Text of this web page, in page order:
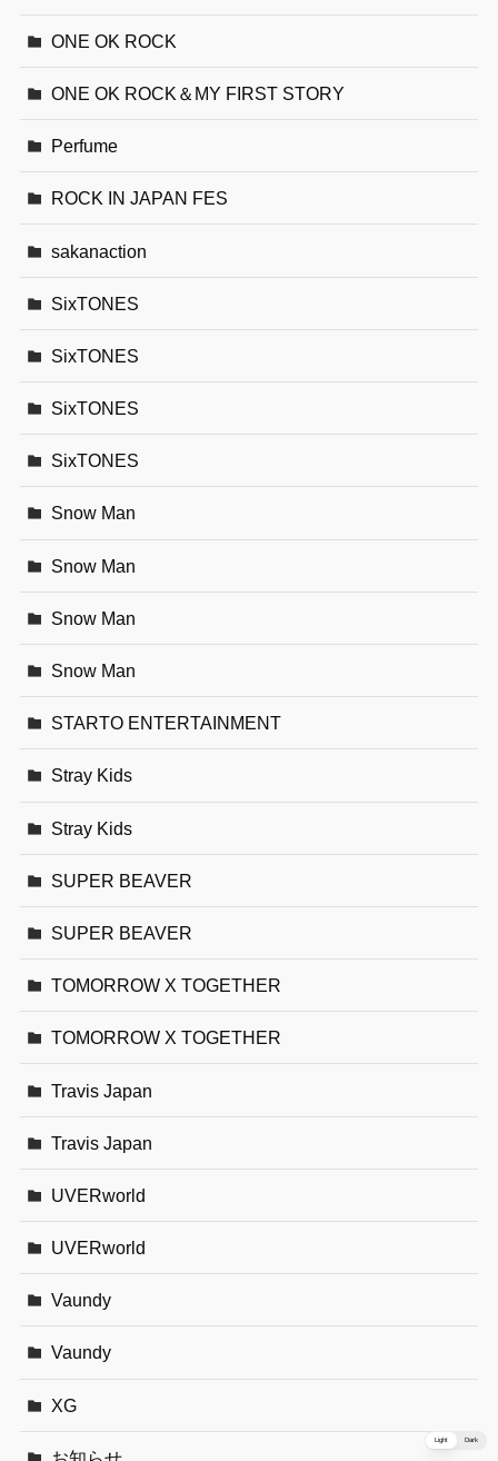
ONE OK ROCK
ONE OK ROCK＆MY FIRST STORY
Perfume
ROCK IN JAPAN FES
sakanaction
SixTONES
SixTONES
SixTONES
SixTONES
Snow Man
Snow Man
Snow Man
Snow Man
STARTO ENTERTAINMENT
Stray Kids
Stray Kids
SUPER BEAVER
SUPER BEAVER
TOMORROW X TOGETHER
TOMORROW X TOGETHER
Travis Japan
Travis Japan
UVERworld
UVERworld
Vaundy
Vaundy
XG
Light Dark